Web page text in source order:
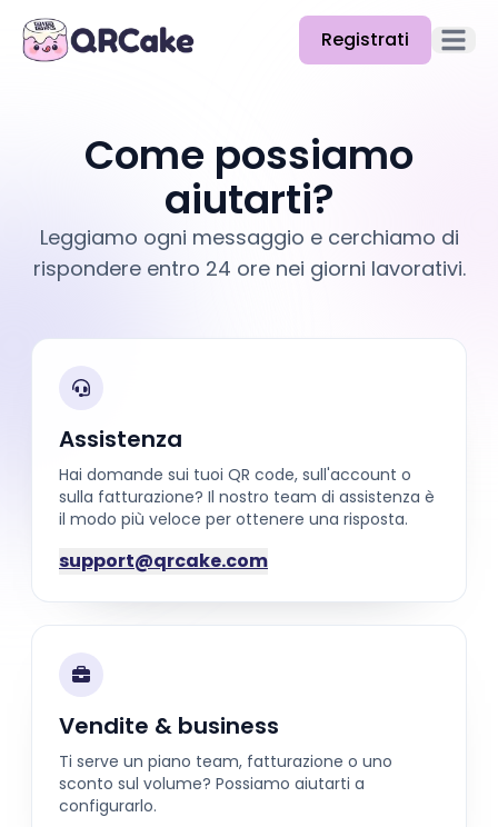
Registrati Apri il
Prezzi
Docs
Come possiamo
aiutarti?
Leggiamo ogni messaggio e cerchiamo di
rispondere entro 24 ore nei giorni lavorativi.
Assistenza
Hai domande sui tuoi QR code, sull'account o
sulla fatturazione? Il nostro team di assistenza è
il modo più veloce per ottenere una risposta.
support@qrcake.com
Vendite & business
Ti serve un piano team, fatturazione o uno
sconto sul volume? Possiamo aiutarti a
configurarlo.